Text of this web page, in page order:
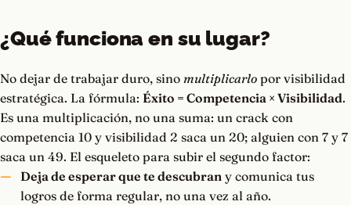
¿Qué funciona en su lugar?
No dejar de trabajar duro, sino multiplicarlo por visibilidad
estratégica. La fórmula: Éxito = Competencia × Visibilidad.
Es una multiplicación, no una suma: un crack con
competencia 10 y visibilidad 2 saca un 20; alguien con 7 y 7
saca un 49. El esqueleto para subir el segundo factor:
Deja de esperar que te descubrany comunica tus
logros de forma regular, no una vez al año.